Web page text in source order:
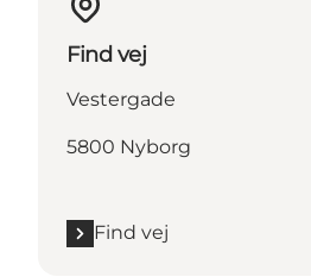
Find vej
Vestergade
5800 Nyborg
Find vej